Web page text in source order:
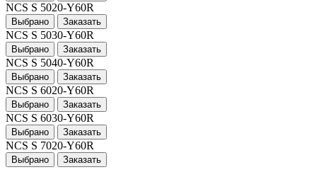
NCS S 5020-Y60R
Выбрано Заказать
NCS S 5030-Y60R
Выбрано Заказать
NCS S 5040-Y60R
Выбрано Заказать
NCS S 6020-Y60R
Выбрано Заказать
NCS S 6030-Y60R
Выбрано Заказать
NCS S 7020-Y60R
Выбрано Заказать